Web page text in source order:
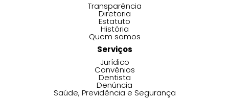
Transparência
Diretoria
Estatuto
História
Quem somos
Serviços
Jurídico
Convênios
Dentista
Denúncia
Saúde, Previdência e Segurança